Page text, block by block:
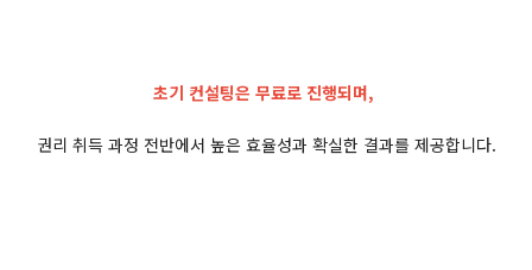
초기 컨설팅은 무료로 진행되며,
권리 취득 과정 전반에서 높은 효율성과 확실한 결과를 제공합니다.